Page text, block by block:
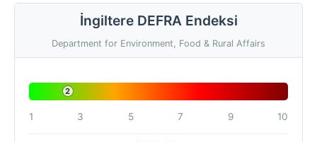
İngiltere DEFRA Endeksi
Department for Environment, Food & Rural Affairs
2
1 3 5 7 9 10